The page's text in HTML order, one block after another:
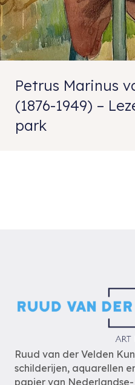
Petrus Marinus
(1876-1949) –
park
Ruud van der Velden
schilderijen, aquarellen
papier van